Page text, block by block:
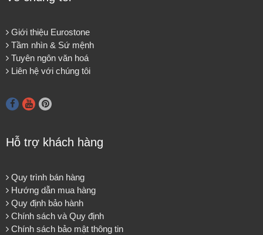
Giới thiệu Eurostone
Tầm nhìn & Sứ mệnh
Tuyên ngôn văn hoá
Liên hệ với chúng tôi
Hỗ trợ khách hàng
Quy trình bán hàng
Hướng dẫn mua hàng
Quy định bảo hành
Chính sách và Quy định
Chính sách bảo mật thông tin